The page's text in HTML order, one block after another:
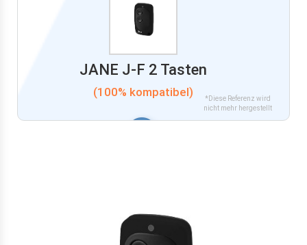
JANE J-F 2 Tasten
(100% kompatibel)
*Diese Referenz wird
nicht mehr hergestellt